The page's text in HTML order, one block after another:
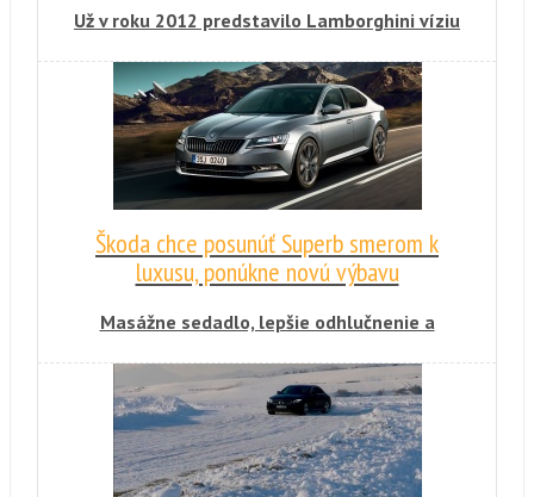
Už v roku 2012 predstavilo Lamborghini víziu
superšport v segmente SUV po piatich rokoch
začína naberať reálne kontúry. Talianska
automobilka ho už pustila na testovacie jazdy
a s trochou šťastia by mohol byť predstavený
Škoda chce posunúť Superb smerom k
luxusu, ponúkne novú výbavu
Masážne sedadlo, lepšie odhlučnenie a
inteligentného telefónu vracia Superb z
pohľadu technológií do pozície vlajkovej lode
českej automobilky.